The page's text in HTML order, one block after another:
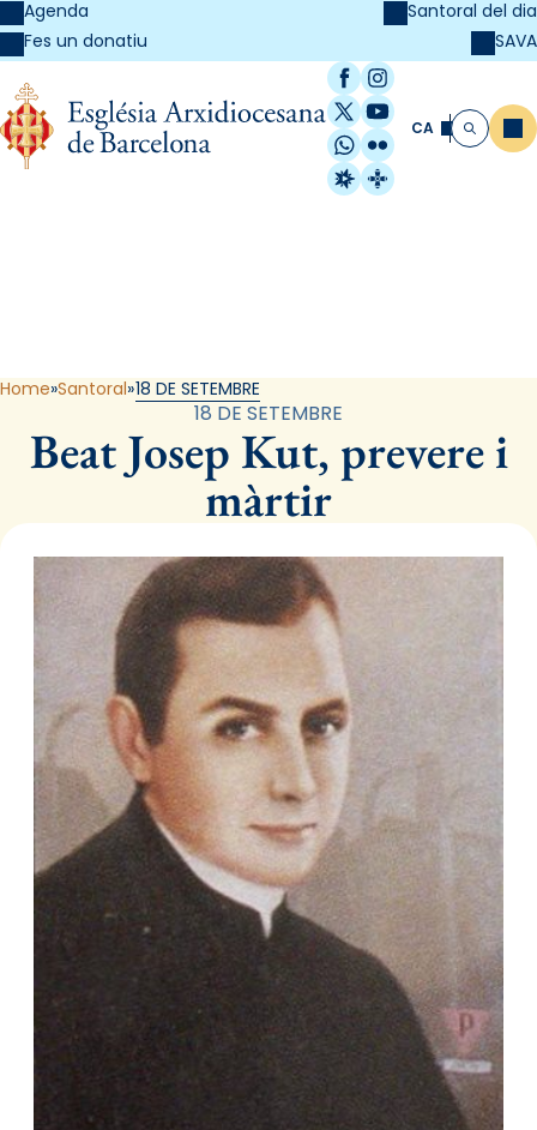
Agenda
Fes un donatiu
Santoral del dia
SAVA
Facebook
Instagram
X / Twitter
YouTube
WhatsApp
Flickr
Radio Estel
Catalunya
CA Cerca
Home Santoral 18 DE SETEMBRE
18 DE SETEMBRE
Beat Josep Kut, prevere i
màrtir